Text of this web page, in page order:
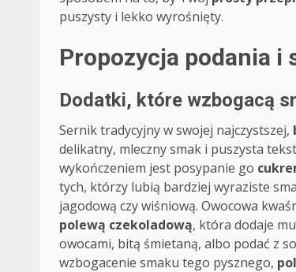
puszysty i lekko wyrośnięty.
Propozycja podania i
Dodatki, które wzbogacą
Sernik tradycyjny w swojej najczystszej,
delikatny, mleczny smak i puszysta
wykończeniem jest posypanie go
tych, którzy lubią bardziej wyraziste
jagodową czy wiśniową. Owocowa
polewą czekoladową, która dodaje
owocami, bitą śmietaną, albo podać z
wzbogacenie smaku tego pysznego,